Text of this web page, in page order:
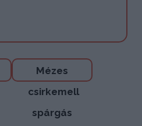
Mézes
csirkemell
spárgás